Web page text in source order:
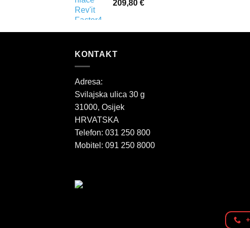
209,80 €
KONTAKT
Adresa:
Svilajska ulica 30 g
31000, Osijek
HRVATSKA
Telefon: 031 250 800
Mobitel: 091 250 8000